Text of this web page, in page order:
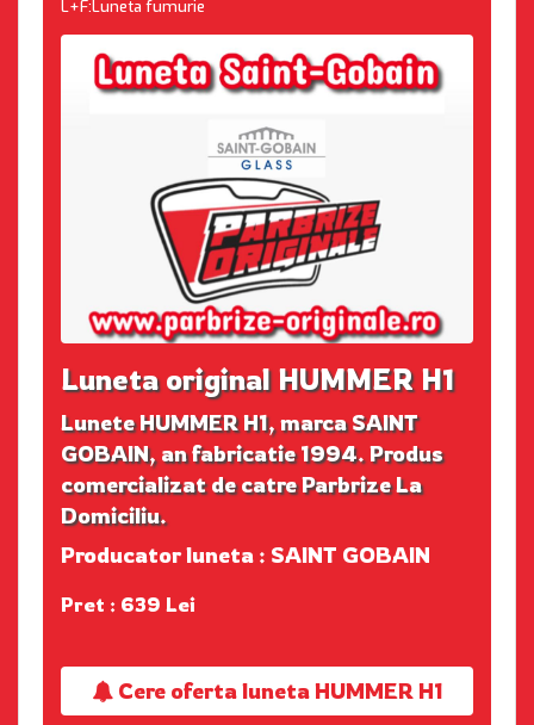
L+F:Luneta fumurie
Luneta original HUMMER H1
Lunete HUMMER H1, marca SAINT
GOBAIN, an fabricatie 1994. Produs
comercializat de catre Parbrize La
Domiciliu.
Producator luneta : SAINT GOBAIN
Pret : 639 Lei
Cere oferta luneta HUMMER H1